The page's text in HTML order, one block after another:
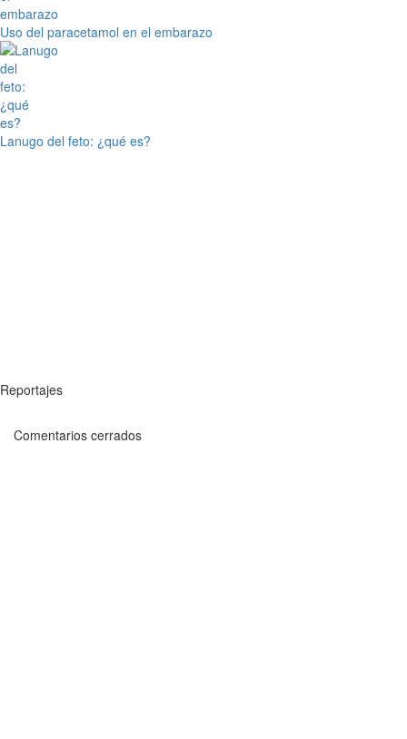
Uso del paracetamol en el embarazo
Lanugo del feto: ¿qué es?
Reportajes
Comentarios cerrados